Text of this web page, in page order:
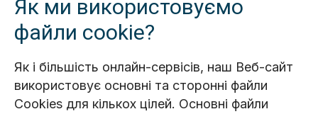
Як ми використовуємо
файли cookie?
Як і більшість онлайн-сервісів, наш Веб-сайт
використовує основні та сторонні файли
Сookies для кількох цілей. Основні файли